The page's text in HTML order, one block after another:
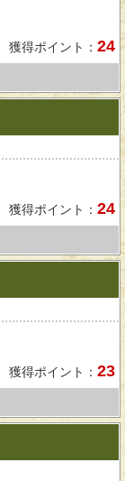
獲得ポイント： 24
獲得ポイント： 24
獲得ポイント： 23